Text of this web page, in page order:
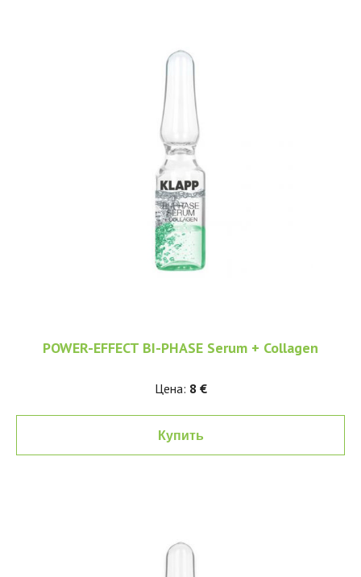
POWER-EFFECT BI-PHASE Serum + Collagen
Цена: 8 €
Купить